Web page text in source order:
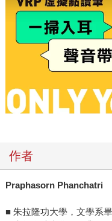
作者
Praphasorn Phanchatri
■ 朱拉隆功大學，文學系